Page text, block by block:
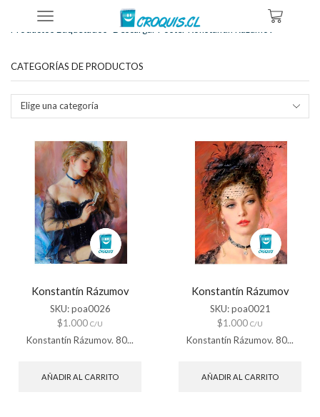
Tienda
Productos Etiquetados “descargar Poster Konstantín Rázumov”
CATEGORÍAS DE PRODUCTOS
Elige una categoría
Konstantín Rázumov
SKU:poa0026
$1.000 C/U
Konstantín Rázumov. 80...
AÑADIR AL CARRITO
Konstantín Rázumov
SKU:poa0021
$1.000 C/U
Konstantín Rázumov. 80...
AÑADIR AL CARRITO